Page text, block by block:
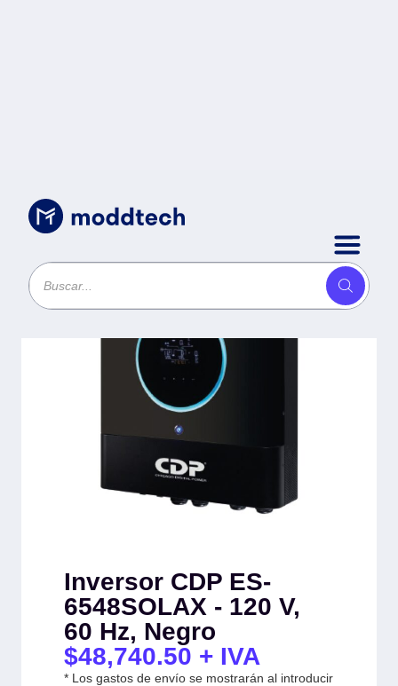
Energia Solar y Eolica
6548SOLAX - 120 V, 60
Hz, Negro
Inversor CDP ES-
6548SOLAX - 120 V,
60 Hz, Negro
$48,740.50 + IVA
* Los gastos de envío se mostrarán al introducir